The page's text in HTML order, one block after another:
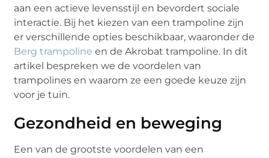
aan een actieve levensstijl en bevordert sociale
interactie. Bij het kiezen van een trampoline zijn
er verschillende opties beschikbaar, waaronder de
Berg trampoline en de Akrobat trampoline. In dit
artikel bespreken we de voordelen van
trampolines en waarom ze een goede keuze zijn
voor je tuin.
Gezondheid en beweging
Een van de grootste voordelen van een